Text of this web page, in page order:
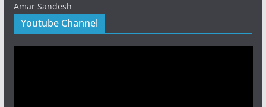
Amar Sandesh
Youtube Channel